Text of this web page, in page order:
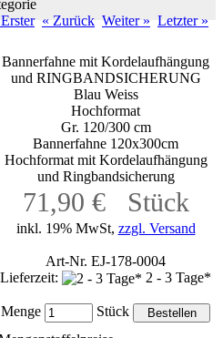
« Zurück Weiter » Letzter »
Bannerfahne mit Kordelaufhängung
und RINGBANDSICHERUNG
Blau Weiss
Hochformat
Gr. 120/300 cm
Bannerfahne 120x300cm
Hochformat mit Kordelaufhängung
und Ringbandsicherung
71,90 € Stück
inkl. 19% MwSt, zzgl. Versand
Art-Nr. EJ-178-0004
Lieferzeit:
2 - 3 Tage*
Menge
Stück